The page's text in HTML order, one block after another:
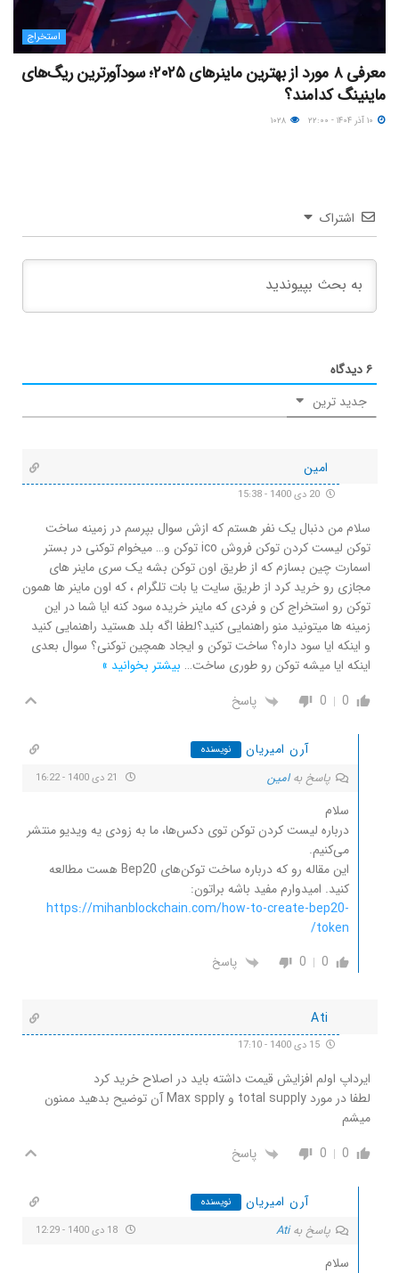
استخراج
معرفی ۸ مورد از بهترین ماینرهای ۲۰۲۵؛ سودآورترین ریگ‌های
ماینینگ کدامند؟
اشتراک
۶دیدگاه
جدید ترین
امین
سلام من دنبال یک نفر هستم که ازش سوال بپرسم در زمینه ساخت
توکن لیست کردن توکن فروش ico توکن و… میخوام توکنی در بستر
اسمارت چین بسازم که از طریق اون توکن بشه یک سری ماینر های
مجازی رو خرید کرد از طریق سایت یا بات تلگرام ، که اون ماینر ها همون
توکن رو استخراج کن و فردی که ماینر خریده سود کنه ایا شما در این
زمینه ها میتونید منو راهنمایی کنید؟لطفا اگه بلد هستید راهنمایی کنید
و اینکه ایا سود داره؟ ساخت توکن و ایجاد همچین توکنی؟ سوال بعدی
اینکه ایا میشه توکن رو طوری ساخت… بیشتر بخوانید »
0
0 پاسخ
آرن امیریان نویسنده
پاسخ بهامین
سلام
درباره لیست کردن توکن توی دکس‌ها، ما به زودی یه ویدیو منتشر
می‌کنیم.
این مقاله رو که درباره ساخت توکن‌های Bep20 هست مطالعه
کنید. امیدوارم مفید باشه براتون:
https://mihanblockchain.com/how-to-create-bep20-
token/
0
0 پاسخ
Ati
ایرداپ اولم افزایش قیمت داشته باید در اصلاح خرید کرد
لطفا در مورد total supply و Max spply آن توضیح بدهید ممنون
میشم
0
0 پاسخ
آرن امیریان نویسنده
پاسخ بهAti
سلام